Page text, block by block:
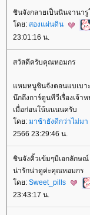
ชินจังกลายเป็นนินจานารู
ดย: สองแผ่นดิน
23:01:16 น.
สวัสดีครับคุณหอมกร
หมหนูชินจังตอนแบเบาะ
นึกถึงการ์ตูนทีวีเรื่องเจ้า
เมื่อก่อนโน้นนนนครับ
ดย: มาช้ายังดีกว่าไม่มา
2566 23:29:46 น.
ชินจังคิ้วเข้มๆมีเอกลักษณ์
น่ารักน่าดูค่ะคุณหอมกร
ดย: Sweet_pills
23:43:17 น.